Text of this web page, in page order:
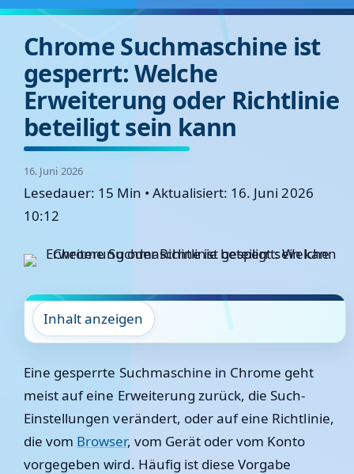
Chrome Suchmaschine ist
gesperrt: Welche
Erweiterung oder Richtlinie
beteiligt sein kann
16. Juni 2026
Lesedauer: 15 Min • Aktualisiert: 16. Juni 2026
10:12
Inhalt anzeigen
Eine gesperrte Suchmaschine in Chrome geht
meist auf eine Erweiterung zurück, die Such-
Einstellungen verändert, oder auf eine Richtlinie,
die vom Browser, vom Gerät oder vom Konto
vorgegeben wird. Häufig ist diese Vorgabe